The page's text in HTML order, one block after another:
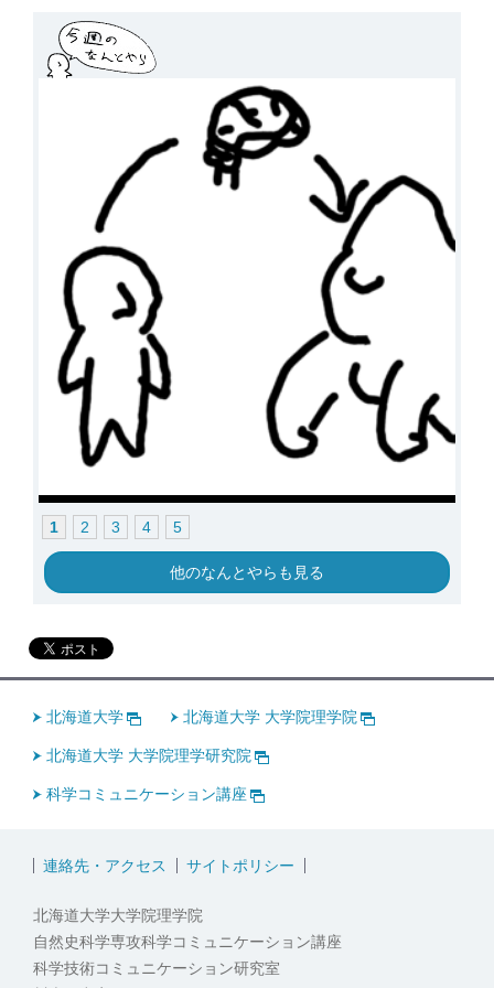
1 2 3 4 5
他のなんとやらも見る
北海道大学 北海道大学 大学院理学院
北海道大学 大学院理学研究院
科学コミュニケーション講座
連絡先・アクセス サイトポリシー
北海道大学大学院理学院
自然史科学専攻科学コミュニケーション講座
科学技術コミュニケーション研究室